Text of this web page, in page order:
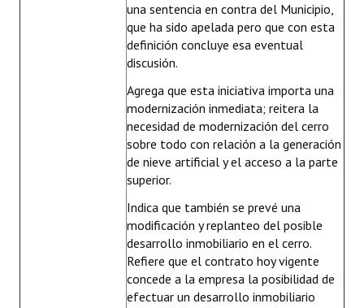
una sentencia en contra del Municipio,
que ha sido apelada pero que con esta
definición concluye esa eventual
discusión.
Agrega que esta iniciativa importa una
modernización inmediata; reitera la
necesidad de modernización del cerro
sobre todo con relación a la generación
de nieve artificial y el acceso a la parte
superior.
Indica que también se prevé una
modificación y replanteo del posible
desarrollo inmobiliario en el cerro.
Refiere que el contrato hoy vigente
concede a la empresa la posibilidad de
efectuar un desarrollo inmobiliario